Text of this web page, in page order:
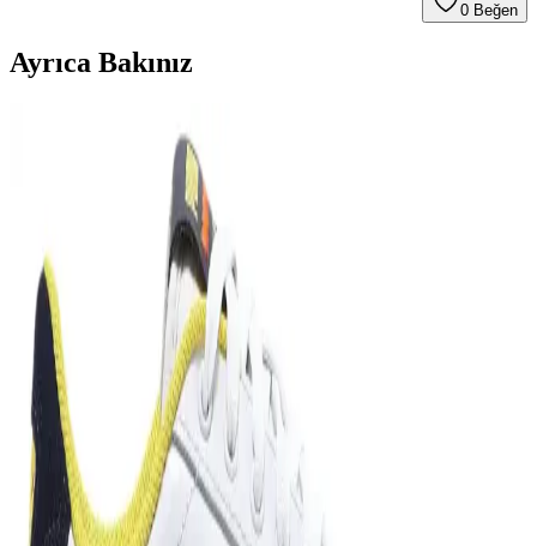
0 Beğen
Ayrıca Bakınız
Adidas URBAN COURT ve Puma Rebound Joy
Spor Ayakkabıları Karşılaştırması
Adidas URBAN COURT ve Puma Rebound Joy modellerinin
malzeme, konfor ve dayanıklılık özellikleri karşılaştırıldı. Kullanıcı
geri bildirimleri ve ürün detaylarıyla ilgili kapsamlı bilgi sunuluyor.
Puma Anzarun Lite Jr ve Rebound Layup Low SL
Jr Çocuk Spor Ayakkabısı Karşılaştırması
İki Puma çocuk spor ayakkabısı, Anzarun Lite ve Rebound Layup,
malzeme, tasarım, hafiflik ve dayanıklılık açısından karşılaştırıldı.
Kullanıcı yorumları, ürünlerin performansını ve memnuniyet
seviyesini ortaya koyuyor.
Puma Active Small Logo Tee ile ESS Logo Tee
Karşılaştırması: Özellikler ve Kullanıcı Deneyimi